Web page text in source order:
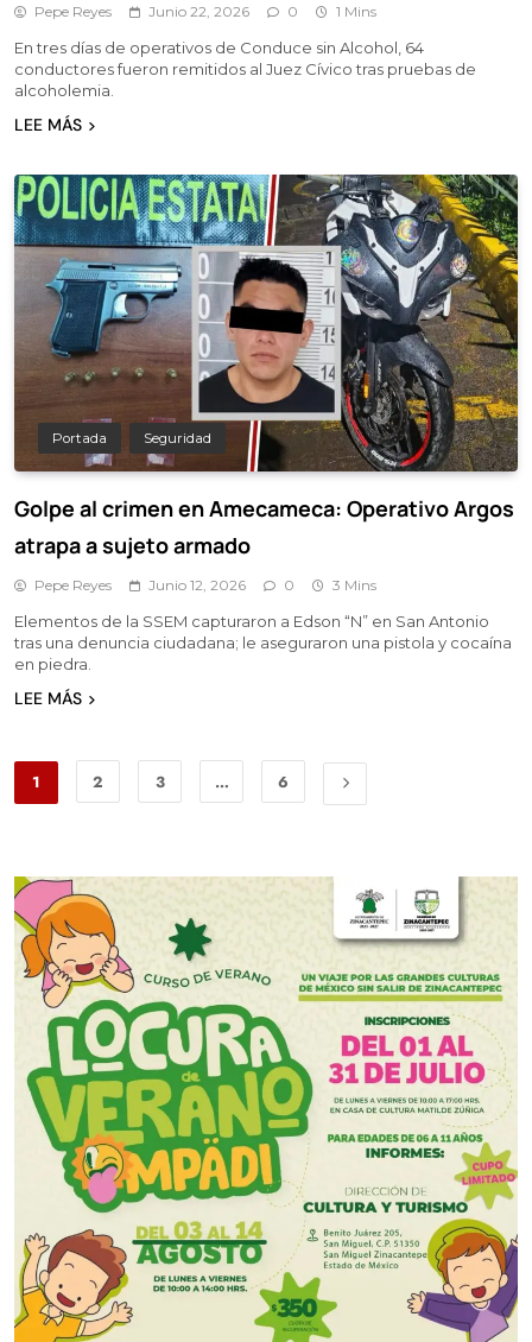
Pepe Reyes Junio 22, 2026 0 1 Mins
En tres días de operativos de Conduce sin Alcohol, 64
conductores fueron remitidos al Juez Cívico tras pruebas de
alcoholemia.
LEE MÁS
Portada Seguridad
Golpe al crimen en Amecameca: Operativo Argos
atrapa a sujeto armado
Pepe Reyes Junio 12, 2026 0 3 Mins
Elementos de la SSEM capturaron a Edson “N” en San Antonio
tras una denuncia ciudadana; le aseguraron una pistola y cocaína
en piedra.
LEE MÁS
1 2 3 … 6